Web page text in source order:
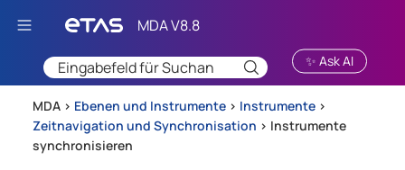
Zu Hauptinhalt springen
✨ Ask AI
MDA > Ebenen und Instrumente > Instrumente >
Zeitnavigation und Synchronisation > Instrumente
synchronisieren